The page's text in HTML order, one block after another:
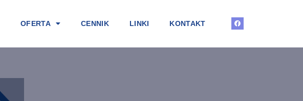
OFERTA CENNIK LINKI KONTAKT